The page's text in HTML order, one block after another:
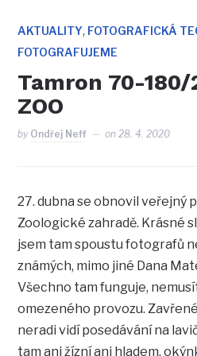
AKTUALITY, FOTOGRAFICKÁ
FOTOGRAFUJEME
Tamron 70-
ZOO
by Ondřej Neff on28. 4. 2020
27. dubna se obnovil veřejný
Zoologické zahradě. Krásné
jsem tam spoustu fotografů
známých, mimo jiné Dana
Všechno tam funguje,
omezeného provozu.
neradi vidí posedávání na
tam ani žízní ani hladem,